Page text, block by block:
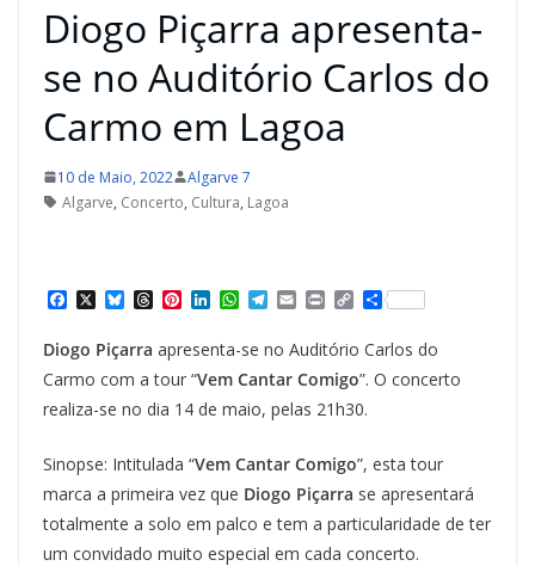
Diogo Piçarra apresenta-
se no Auditório Carlos do
Carmo em Lagoa
10 de Maio, 2022
Algarve 7
Algarve, Concerto, Cultura, Lagoa
a
e
b
o
o
X B
e
s
k
y
T
h
e
a
d
s
P
t
e
r
e
L
n
k
e
d
I
W
h
t
s
A
p
T
e
e
g
r
a
E
m
i
l
P
n
t
C
o
y
L
i
n
S
h
a
r
e
Diogo Piçarra apresenta-se no Auditório Carlos do
Carmo com a tour “Vem Cantar Comigo”. O concerto
realiza-se no dia 14 de maio, pelas 21h30.
Sinopse: Intitulada “Vem Cantar Comigo”, esta tour
marca a primeira vez que Diogo Piçarra se apresentará
totalmente a solo em palco e tem a particularidade de ter
um convidado muito especial em cada concerto.